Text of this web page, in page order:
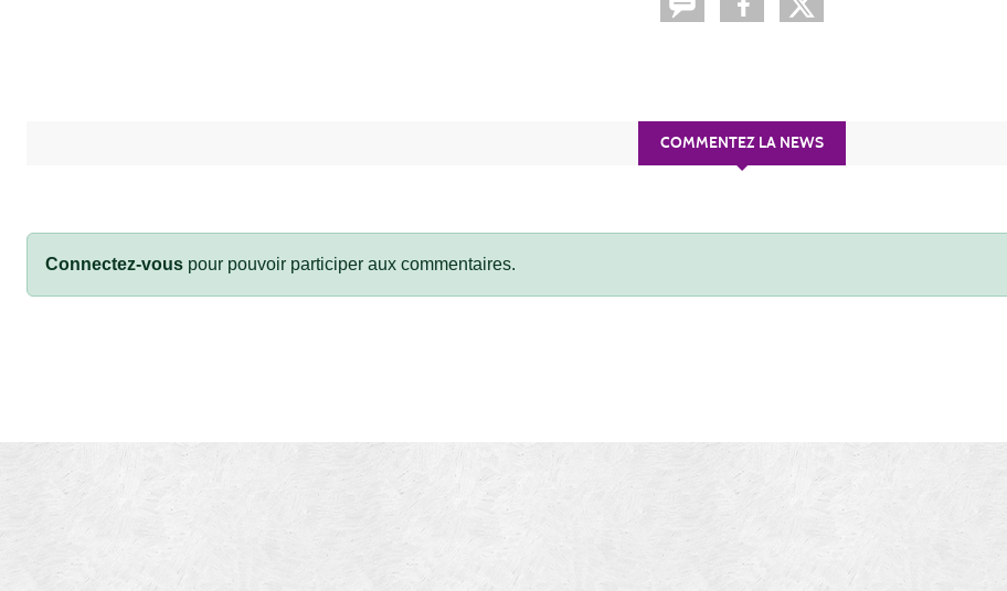
COMMENTEZ LA NEWS
Connectez-vous pour pouvoir participer aux commentaires.